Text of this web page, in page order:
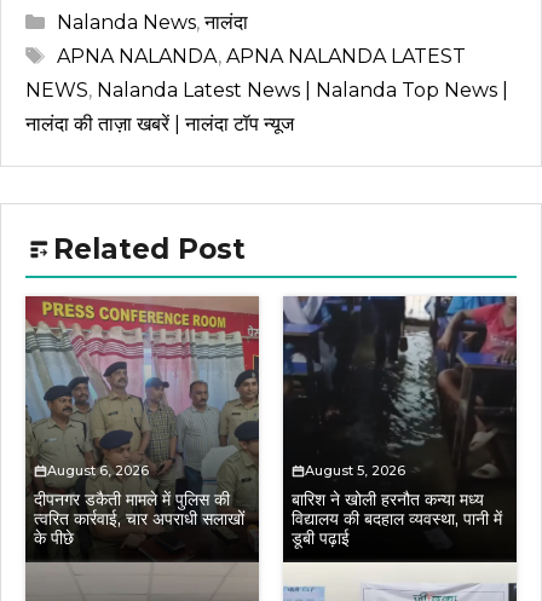
Categories
Nalanda News,नालंदा
Tags
APNA NALANDA, APNA NALANDA LATEST
NEWS, Nalanda Latest News | Nalanda Top News |
नालंदा की ताज़ा खबरें | नालंदा टॉप न्यूज
Related Post
August 6, 2026
दीपनगर डकैती मामले में पुलिस की
त्वरित कार्रवाई, चार अपराधी सलाखों
के पीछे
August 5, 2026
बारिश ने खोली हरनौत कन्या मध्य
विद्यालय की बदहाल व्यवस्था, पानी में
डूबी पढ़ाई